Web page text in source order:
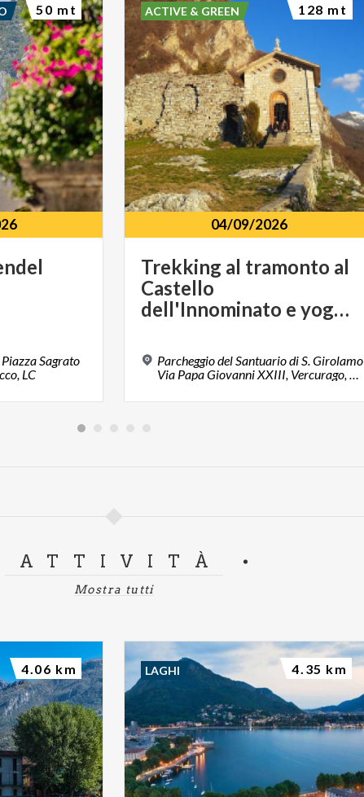
Sagrato
LC
50 mt
04/09/2026
Trekking al tramonto al
Castello
dell'Innominato e yoga nella natura
Parcheggio del Santuario di S. Girolamo
Via Papa Giovanni XXIII, Vercurago, 23808
ACTIVE & GREEN 128 mt
ATTIVITÀ
Mostra tutti
4.06 km LAGHI 4.35 km